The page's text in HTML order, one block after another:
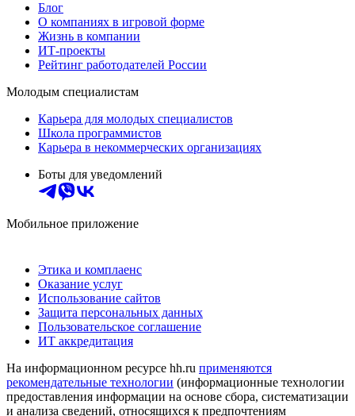
Блог
О компаниях в игровой форме
Жизнь в компании
ИТ-проекты
Рейтинг работодателей России
Молодым специалистам
Карьера для молодых специалистов
Школа программистов
Карьера в некоммерческих организациях
Боты для уведомлений
Мобильное приложение
Этика и комплаенс
Оказание услуг
Использование сайтов
Защита персональных данных
Пользовательское соглашение
ИТ аккредитация
На информационном ресурсе hh.ru применяются
рекомендательные технологии (информационные технологии
предоставления информации на основе сбора, систематизации
и анализа сведений, относящихся к предпочтениям